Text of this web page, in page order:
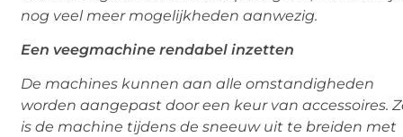
nog veel meer mogelijkheden aanwezig.
Een veegmachine rendabel inzetten
De machines kunnen aan alle omstandigheden
worden aangepast door een keur van accessoires.
is de machine tijdens de sneeuw uit te breiden met